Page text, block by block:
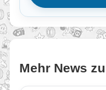
Mehr News